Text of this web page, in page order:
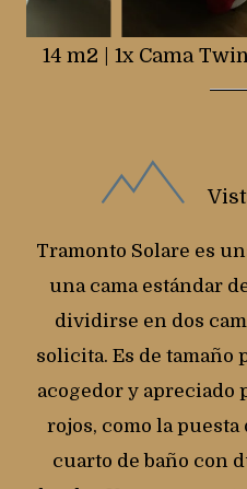
14 m2 1x Cama
Tramonto Solare es
una cama estándar
dividirse en dos
solicita. Es de tamaño
acogedor y apreciado
rojos, como la
cuarto de baño con